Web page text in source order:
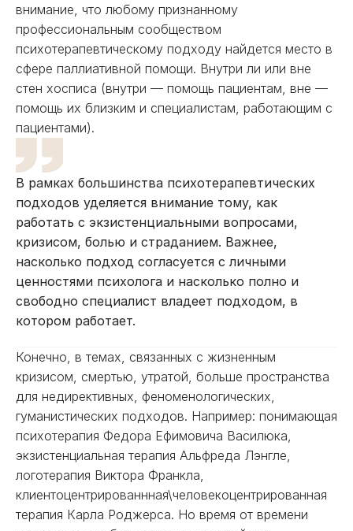
внимание, что любому признанному
профессиональным сообществом
психотерапевтическому подходу найдется место в
сфере паллиативной помощи. Внутри ли или вне
стен хосписа (внутри — помощь пациентам, вне —
помощь их близким и специалистам, работающим с
пациентами).
В рамках большинства психотерапевтических
подходов уделяется внимание тому, как
работать с экзистенциальными вопросами,
кризисом, болью и страданием. Важнее,
насколько подход согласуется с личными
ценностями психолога и насколько полно и
свободно специалист владеет подходом, в
котором работает.
Конечно, в темах, связанных с жизненным
кризисом, смертью, утратой, больше пространства
для недирективных, феноменологических,
гуманистических подходов. Например: понимающая
психотерапия Федора Ефимовича Василюка,
экзистенциальная терапия Альфреда Лэнгле,
логотерапия Виктора Франкла,
клиентоцентрированнная\человекоцентрированная
терапия Карла Роджерса. Но время от времени